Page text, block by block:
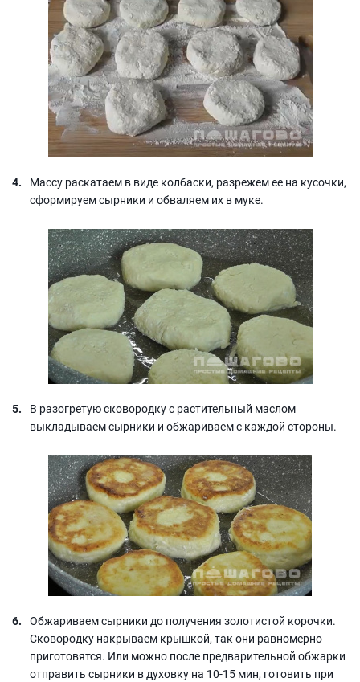
Массу раскатаем в виде колбаски, разрежем ее на кусочки,
сформируем сырники и обваляем их в муке.
В разогретую сковородку с растительный маслом
выкладываем сырники и обжариваем с каждой стороны.
Обжариваем сырники до получения золотистой корочки.
Сковородку накрываем крышкой, так они равномерно
приготовятся. Или можно после предварительной обжарки
отправить сырники в духовку на 10-15 мин, готовить при